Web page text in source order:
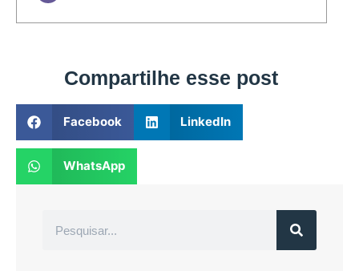
Compartilhe esse post
Facebook LinkedIn
WhatsApp